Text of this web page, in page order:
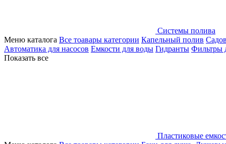
Системы полива
Меню каталога Все тоавары категории Капельный полив
Автоматика для насосов Емкости для воды Гидранты Фильтры
Показать все
Пластиковые